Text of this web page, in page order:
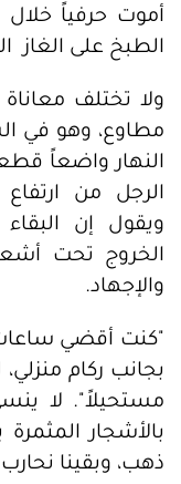
أموت حرفياً خلال
الطبخ على الغاز
ولا تختلف
مطاوع، وهو في
النهار واضعاً
الرجل من
ويقول إن البقاء
الخروج تحت
والإجهاد.
"كنت أقضي ساعات
بجانب ركام
مستحيلاً". لا
بالأشجار
ذهب، وبقينا نحارب